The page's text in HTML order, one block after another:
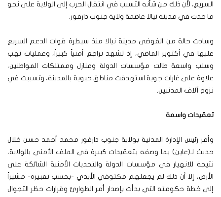
السريع، لأن ذلك من شأنه التسبب في انتقال الحرب إلى الولاية على نحو
ما حدث في مدينة نيالا عاصمة ولاية جنوب دارفور.
وسادت حالة من الفوضى مدينة نيالا منذ سيطرة قوات الدعم السريع
عليها في أكتوبر الماضي، إذ تشهد تراجع أمنياً كبيراً، وعمليات نهب
وسلب واسعة طالت مؤسسات الدولة ومنازل وممتلكات المواطنين،
علاوة على غارات جوية استهدفت مناطق حيوية بالمدينة، وتسببت في
نزوح آلاف المدنيين.
تعقيدات واسعة
وأقر رئيس الإدارة المدنية بولاية جنوب دارفور محمد أحمد حسن خلال
حديث لـ(عاين) بما وصفه بتعقيدات كبيرة في الملف الأمني بالولاية،
نتيجة للانهيار في مؤسسات الدولة والتحديات الأمنية الشائكة على
الأرض، إلا أن ذلك لم يجعلهم مكتوفي الأيدي -بحسب تعبيره- مشيراً
إلى خطة حكومته التي بدأت بإصدار أمر الطوارئ وقرارات حظر التجوال